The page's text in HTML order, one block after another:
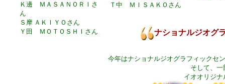
Ｋ邊 ＭＡＳＡＮＯＲＩさ
ん
Ｓ摩 ＡＫＩＹＯさん
Ｙ田 ＭＯＴＯＳＨＩさん
Ｔ中 ＭＩＳＡＫＯさん
ナショナルジオグ
今年はナショナルジオグラフィックセ
そして、
イオオリジ